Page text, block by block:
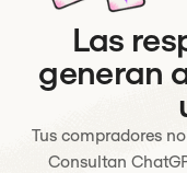
Las
generan
Tus compradores
Consultan